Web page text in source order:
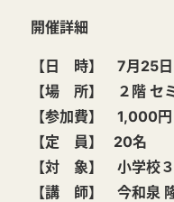
開催詳細
【日 時】 7月25
【場 所】 ２階 セ
【参加費】 1,000円
【定 員】 20名
【対 象】 小学校
【講 師】 今和泉